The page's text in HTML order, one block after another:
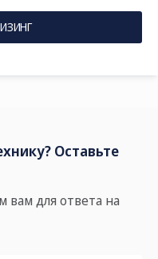
Оставьте
вам для ответа на